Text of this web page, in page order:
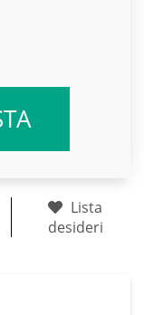
Lista
desideri